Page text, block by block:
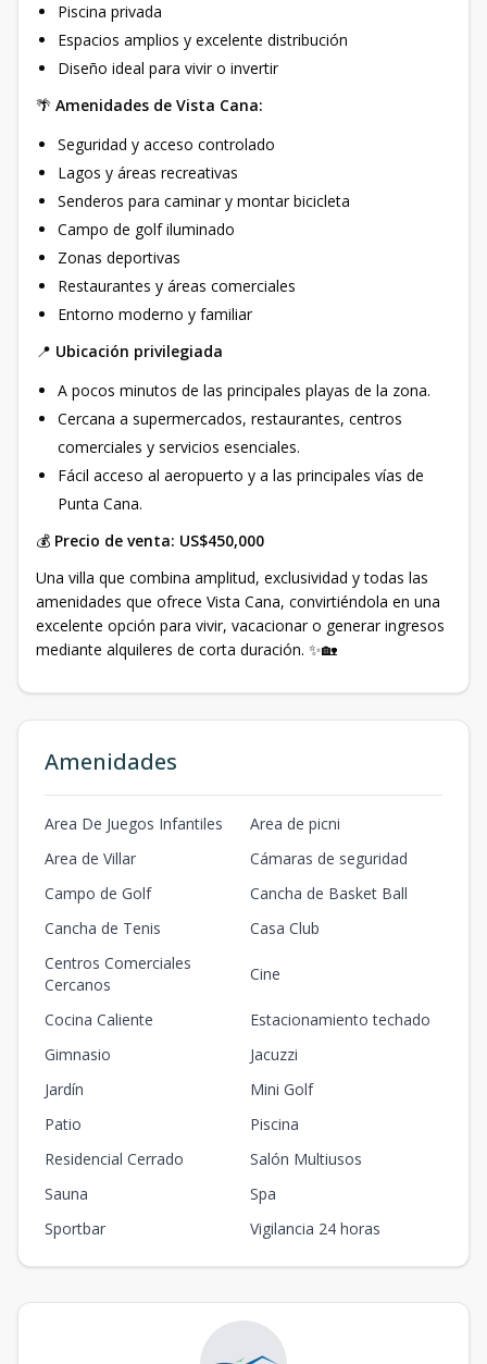
Piscina privada
Espacios amplios y excelente distribución
Diseño ideal para vivir o invertir
🌴 Amenidades de Vista Cana:
Seguridad y acceso controlado
Lagos y áreas recreativas
Senderos para caminar y montar bicicleta
Campo de golf iluminado
Zonas deportivas
Restaurantes y áreas comerciales
Entorno moderno y familiar
📍 Ubicación privilegiada
A pocos minutos de las principales playas de la zona.
Cercana a supermercados, restaurantes, centros
comerciales y servicios esenciales.
Fácil acceso al aeropuerto y a las principales vías de
Punta Cana.
💰 Precio de venta: US$450,000
Una villa que combina amplitud, exclusividad y todas las
amenidades que ofrece Vista Cana, convirtiéndola en una
excelente opción para vivir, vacacionar o generar ingresos
mediante alquileres de corta duración. ✨🏡
Amenidades
Area De Juegos Infantiles
Area de picni
Area de Villar
Cámaras de seguridad
Campo de Golf
Cancha de Basket Ball
Cancha de Tenis
Casa Club
Centros Comerciales
Cercanos
Cine
Cocina Caliente
Estacionamiento techado
Gimnasio
Jacuzzi
Jardín
Mini Golf
Patio
Piscina
Residencial Cerrado
Salón Multiusos
Sauna
Spa
Sportbar
Vigilancia 24 horas